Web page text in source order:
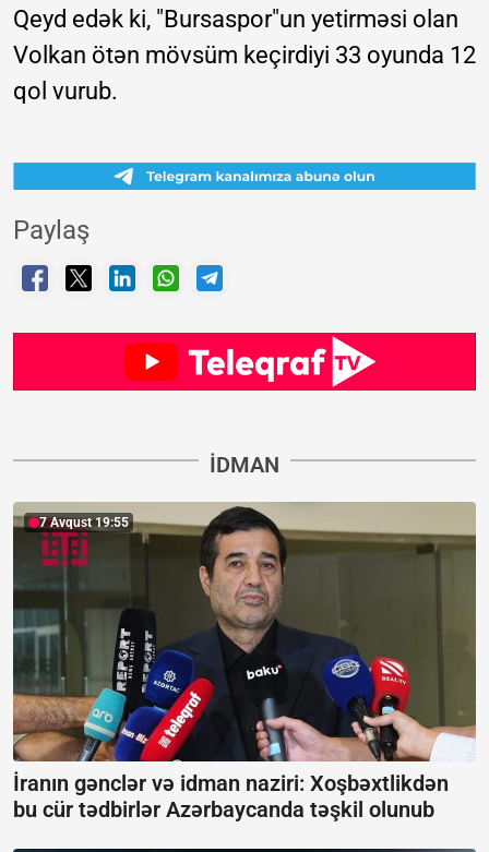
Qeyd edək ki, "Bursaspor"un yetirməsi olan
Volkan ötən mövsüm keçirdiyi 33 oyunda 12
qol vurub.
Paylaş
İDMAN
7 Avqust 19:55
İranın gənclər və idman naziri: Xoşbəxtlikdən
bu cür tədbirlər Azərbaycanda təşkil olunub